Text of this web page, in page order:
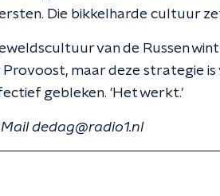
Die bikkelharde cultuur
van de Russen
Provoost, maar deze strategie
gebleken. 'Het werkt.'
dedag@radio1.nl